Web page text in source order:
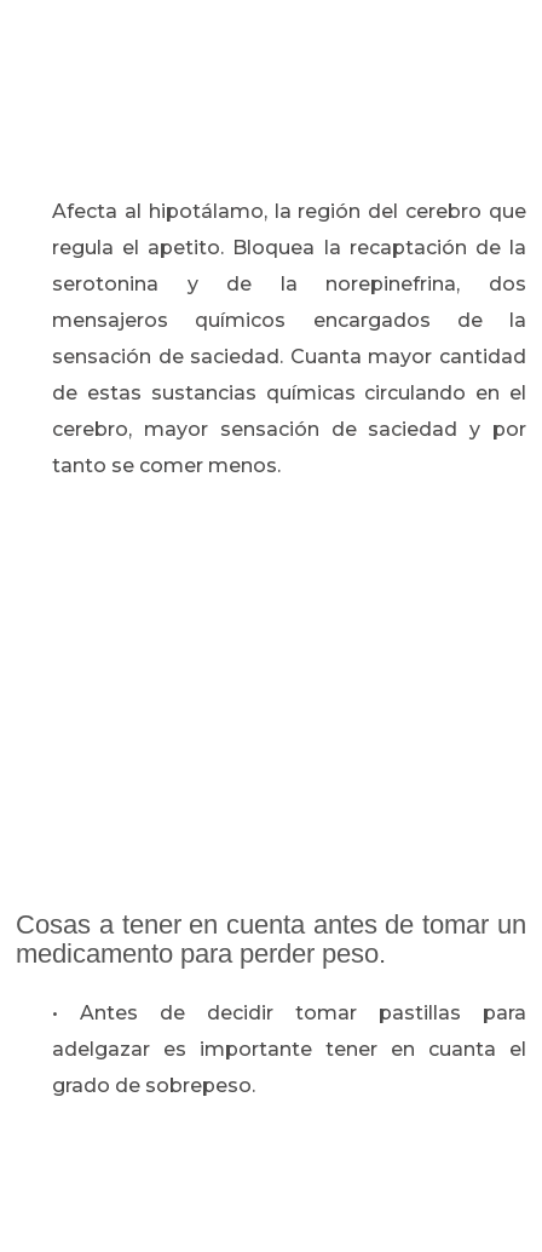
Afecta al hipotálamo, la región del cerebro que
regula el apetito. Bloquea la recaptación de la
serotonina y de la norepinefrina, dos
mensajeros químicos encargados de la
sensación de saciedad. Cuanta mayor cantidad
de estas sustancias químicas circulando en el
cerebro, mayor sensación de saciedad y por
tanto se comer menos.
Cosas a tener en cuenta antes de tomar un
medicamento para perder peso.
• Antes de decidir tomar pastillas para
adelgazar es importante tener en cuanta el
grado de sobrepeso.